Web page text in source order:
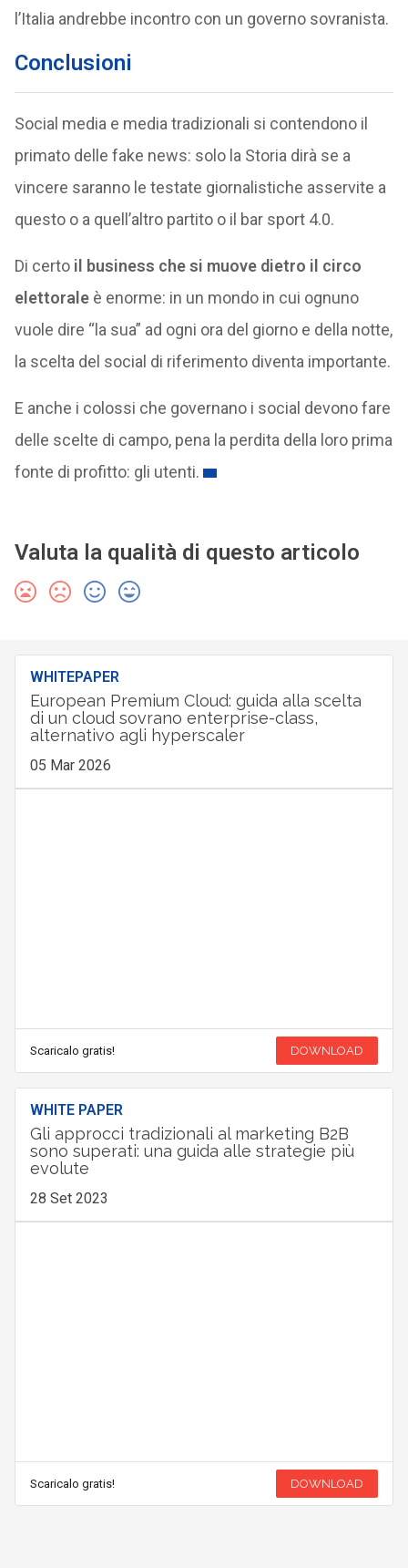
l’Italia andrebbe incontro con un governo sovranista.
Conclusioni
Social media e media tradizionali si contendono il
primato delle fake news: solo la Storia dirà se a
vincere saranno le testate giornalistiche asservite a
questo o a quell’altro partito o il bar sport 4.0.
Di certo il business che si muove dietro il circo
elettoraleè enorme: in un mondo in cui ognuno
vuole dire “la sua” ad ogni ora del giorno e della notte,
la scelta del social di riferimento diventa importante.
E anche i colossi che governano i social devono fare
delle scelte di campo, pena la perdita della loro prima
fonte di profitto: gli utenti.
Valuta la qualità di questo articolo
WHITEPAPER
European Premium Cloud: guida alla scelta
di un cloud sovrano enterprise-class,
alternativo agli hyperscaler
05 Mar 2026
Scaricalo gratis! DOWNLOAD
WHITE PAPER
Gli approcci tradizionali al marketing B2B
sono superati: una guida alle strategie più
evolute
28 Set 2023
Scaricalo gratis! DOWNLOAD